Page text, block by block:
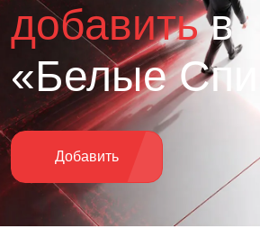
добавитьв
«Белые
Добавить